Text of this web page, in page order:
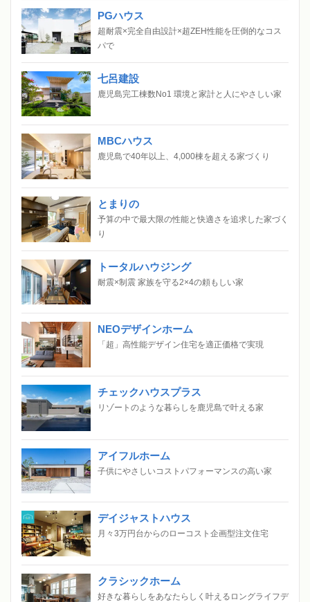
PGハウス
超耐震×完全自由設計×超ZEH性能を圧倒的なコス
パで
七呂建設
鹿児島完工棟数No1 環境と家計と人にやさしい家
MBCハウス
鹿児島で40年以上、4,000棟を超える家づくり
とまりの
予算の中で最大限の性能と快適さを追求した家づく
り
トータルハウジング
耐震×制震 家族を守る2×4の頼もしい家
NEOデザインホーム
「超」高性能デザイン住宅を適正価格で実現
チェックハウスプラス
リゾートのような暮らしを鹿児島で叶える家
アイフルホーム
子供にやさしいコストパフォーマンスの高い家
デイジャストハウス
月々3万円台からのローコスト企画型注文住宅
クラシックホーム
好きな暮らしをあなたらしく叶えるロングライフデ